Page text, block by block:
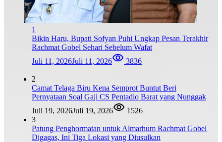
1
Bikin Haru, Bupati Sofyan Puhi Ungkap Pesan Terakhir
Rachmat Gobel Sehari Sebelum Wafat
Juli 11, 2026Juli 11, 2026 3836
2
Camat Telaga Biru Kena Semprot Buntut Beri
Pernyataan Soal Gaji CS Pentadio Barat yang Nunggak
Juli 19, 2026Juli 19, 2026
1526
3
Patung Penghormatan untuk Almarhum Rachmat Gobel
Digagas, Ini Tiga Lokasi yang Diusulkan